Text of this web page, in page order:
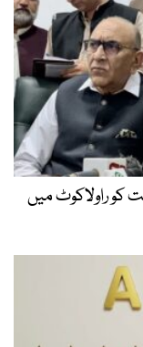
ختم ہوا تو 20 یا 21 اگست کو راولاکوٹ میں